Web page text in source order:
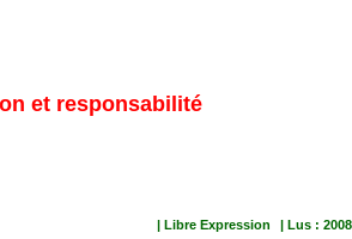
et responsabilité
| Libre Expression
| Lus : 2008